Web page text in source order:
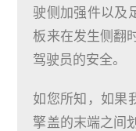
驶侧加强件以及
板来在发生侧翻
驾驶员的安全。
如您所知，如果
擎盖的末端之间